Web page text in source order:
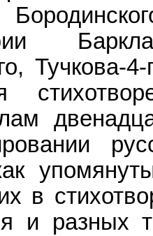
Тучкова-
в
и разных